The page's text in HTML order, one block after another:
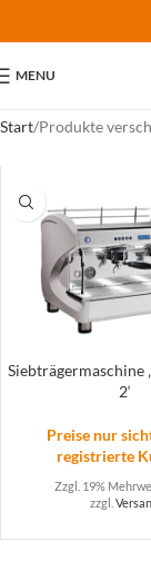
MENU
Start Produkte
Siebträgermaschine
2‘
Preise nur
registrierte
Zzgl. 19%
zzgl.